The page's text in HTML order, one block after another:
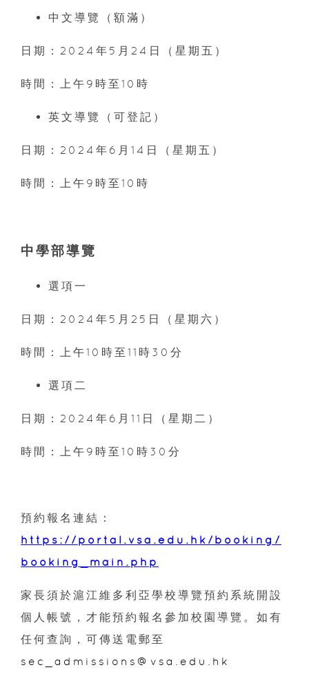
中文導覽（額滿）
日期：2024年5月24日（星期五）
時間：上午9時至10時
英文導覽（可登記）
日期：2024年6月14日（星期五）
時間：上午9時至10時
中學部導覽
選項一
日期：2024年5月25日（星期六）
時間：上午10時至11時30分
選項二
日期：2024年6月11日（星期二）
時間：上午9時至10時30分
預約報名連結：
https://portal.vsa.edu.hk/booking/
booking_main.php
家長須於滬江維多利亞學校導覽預約系統開設
個人帳號，才能預約報名參加校園導覽。如有
任何查詢，可傳送電郵至
sec_admissions@vsa.edu.hk